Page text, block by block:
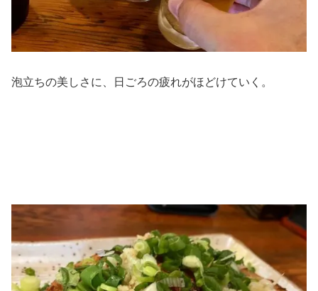
泡立ちの美しさに、日ごろの疲れがほどけていく。